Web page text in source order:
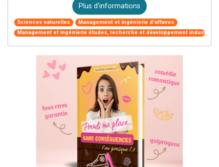
Plus d'informations
Sciences naturelles
Management et ingénierie d'affaires
Management et ingénierie études, recherche et développement industriel